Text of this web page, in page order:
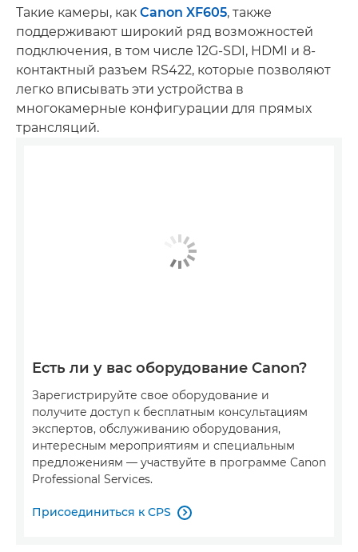
Такие камеры, как Canon XF605, также
поддерживают широкий ряд возможностей
подключения, в том числе 12G-SDI, HDMI и 8-
контактный разъем RS422, которые позволяют
легко вписывать эти устройства в
многокамерные конфигурации для прямых
трансляций.
Есть ли у вас оборудование Canon?
Зарегистрируйте свое оборудование и
получите доступ к бесплатным консультациям
экспертов, обслуживанию оборудования,
интересным мероприятиям и специальным
предложениям — участвуйте в программе Canon
Professional Services.
Присоединиться к CPS 